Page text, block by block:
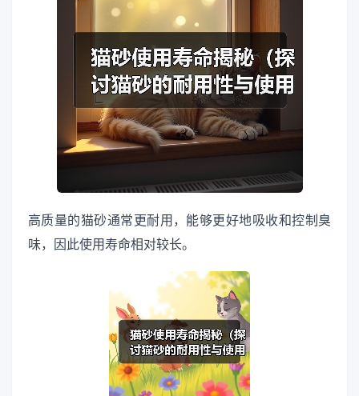
高质量的猫砂通常更耐用，能够更好地吸收和控制臭
味，因此使用寿命相对较长。